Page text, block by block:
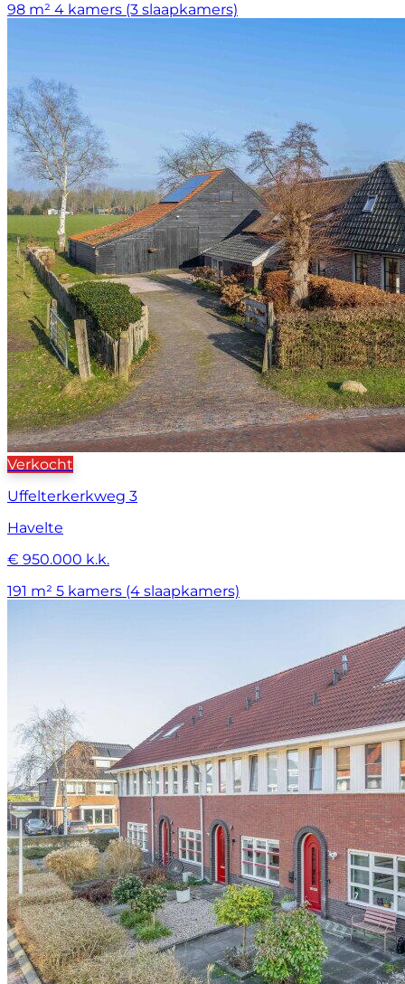
98 m² 4 kamers (3 slaapkamers)
Verkocht
Uffelterkerkweg 3
Havelte
€ 950.000 k.k.
191 m² 5 kamers (4 slaapkamers)